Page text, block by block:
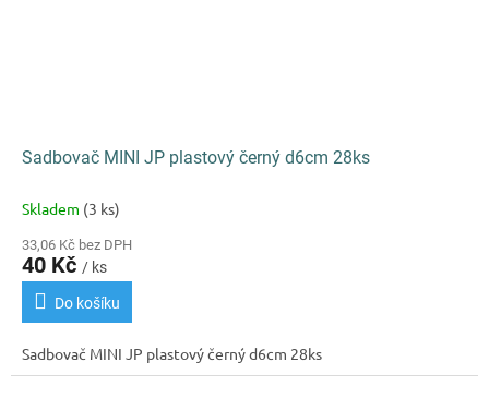
Sadbovač MINI JP plastový černý d6cm 28ks
Skladem (3 ks)
33,06 Kč bez DPH
40 Kč / ks
Do košíku
Sadbovač MINI JP plastový černý d6cm 28ks